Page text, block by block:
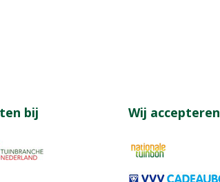
bij Wij accepteren